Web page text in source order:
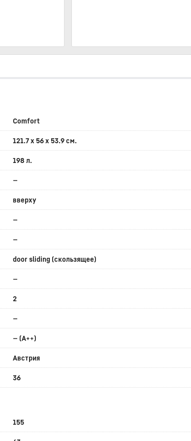
Comfort
121.7 x 56 x 53.9 см.
198 л.
—
вверху
—
—
door sliding (скользящее)
—
2
—
— (A++)
Австрия
36
155